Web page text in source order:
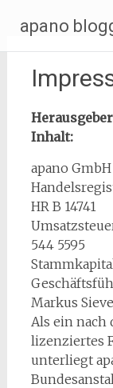
Inhalt
springen
apano
Inhalt:
apano GmbH
HR B 14741
544 5595
Markus
Als ein nach
lizenziertes
unterliegt